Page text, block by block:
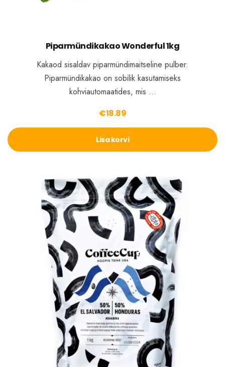
Piparmündikakao Wonderful 1kg
Kakaod sisaldav piparmündimaitseline pulber.
Piparmündikakao on sobilik kasutamiseks
kohviautomaatides, mis …
€18.89
Lisa korvi